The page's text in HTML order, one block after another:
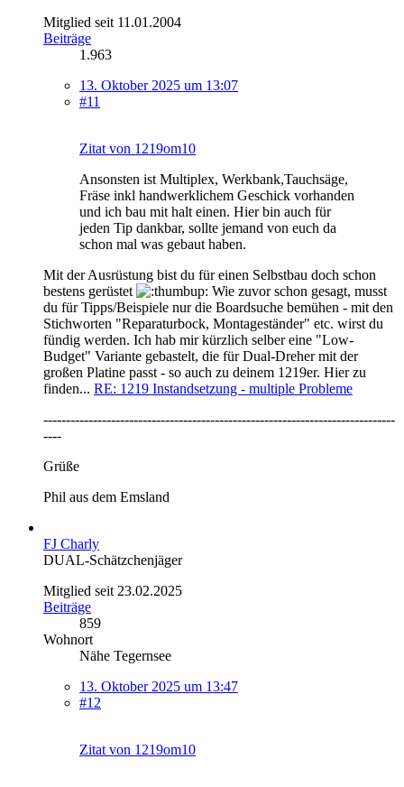
Mitglied seit 11.01.2004
Beiträge
1.963
13. Oktober 2025 um 13:07
#11
Zitat von 1219om10
Ansonsten ist Multiplex, Werkbank,Tauchsäge,
Fräse inkl handwerklichem Geschick vorhanden
und ich bau mit halt einen. Hier bin auch für
jeden Tip dankbar, sollte jemand von euch da
schon mal was gebaut haben.
Mit der Ausrüstung bist du für einen Selbstbau doch schon
bestens gerüstet
Wie zuvor schon gesagt, musst
du für Tipps/Beispiele nur die Boardsuche bemühen - mit den
Stichworten "Reparaturbock, Montageständer" etc. wirst du
fündig werden. Ich hab mir kürzlich selber eine "Low-
Budget" Variante gebastelt, die für Dual-Dreher mit der
großen Platine passt - so auch zu deinem 1219er. Hier zu
finden... RE: 1219 Instandsetzung - multiple Probleme
------------------------------------------------------------------------------
----
Grüße
Phil aus dem Emsland
FJ Charly
DUAL-Schätzchenjäger
Mitglied seit 23.02.2025
Beiträge
859
Wohnort
Nähe Tegernsee
13. Oktober 2025 um 13:47
#12
Zitat von 1219om10